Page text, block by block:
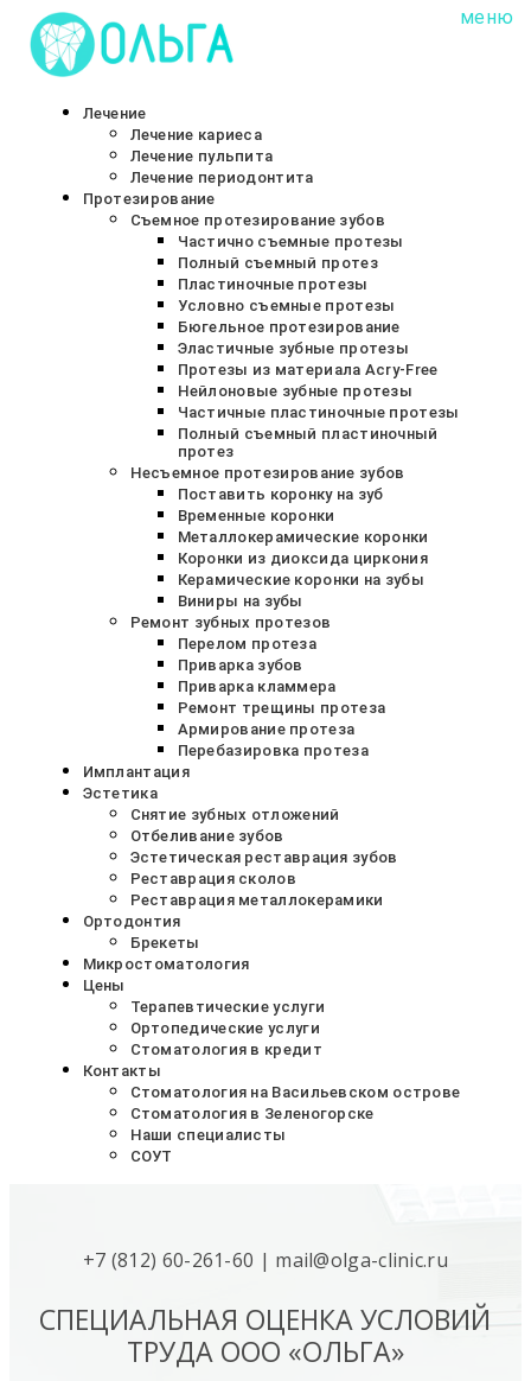
Сеть стоматологических клиник «ОЛЬГА»
меню
Лечение
Лечение кариеса
Лечение пульпита
Лечение периодонтита
Протезирование
Съемное протезирование зубов
Частично съемные протезы
Полный съемный протез
Пластиночные протезы
Условно съемные протезы
Бюгельное протезирование
Эластичные зубные протезы
Протезы из материала Acry-Free
Нейлоновые зубные протезы
Частичные пластиночные протезы
Полный съемный пластиночный
протез
Несъемное протезирование зубов
Поставить коронку на зуб
Временные коронки
Металлокерамические коронки
Коронки из диоксида циркония
Керамические коронки на зубы
Виниры на зубы
Ремонт зубных протезов
Перелом протеза
Приварка зубов
Приварка кламмера
Ремонт трещины протеза
Армирование протеза
Перебазировка протеза
Имплантация
Эстетика
Снятие зубных отложений
Отбеливание зубов
Эстетическая реставрация зубов
Реставрация сколов
Реставрация металлокерамики
Ортодонтия
Брекеты
Микростоматология
Цены
Терапевтические услуги
Ортопедические услуги
Стоматология в кредит
Контакты
Стоматология на Васильевском острове
Стоматология в Зеленогорске
Наши специалисты
СОУТ
+7 (812) 60-261-60 | mail@olga-clinic.ru
СПЕЦИАЛЬНАЯ ОЦЕНКА УСЛОВИЙ
ТРУДА ООО «ОЛЬГА»